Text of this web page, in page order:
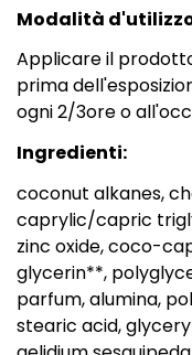
Modalità
Applicare il
prima
ogni 2/3ore o
Ingredienti:
coconut alkanes,
caprylic/capric
zinc oxide, coco-
glycerin**,
parfum, alumina,
stearic acid,